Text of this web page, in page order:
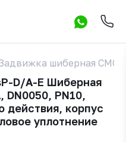
шиберная СМО
D/A-E Шиберная
РN10,
действия, корпус
уплотнение